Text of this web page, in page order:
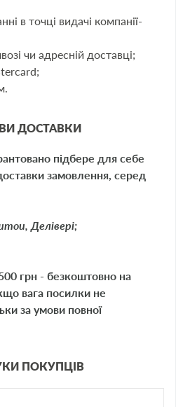
он сохраняет свою мягкость и
клемных зажимов также имеют
использования.
обязательно соблюдайте
пострадает бортовая сеть
крокодилов на клеммах
прикуривания.
в точці видачі компанії-
чи адресній доставці;
ДОСТАВКИ
підбере для себе
замовлення, серед
Делівері;
грн - безкоштовно на
вага посилки не
за умови повної
ПОКУПЦІВ